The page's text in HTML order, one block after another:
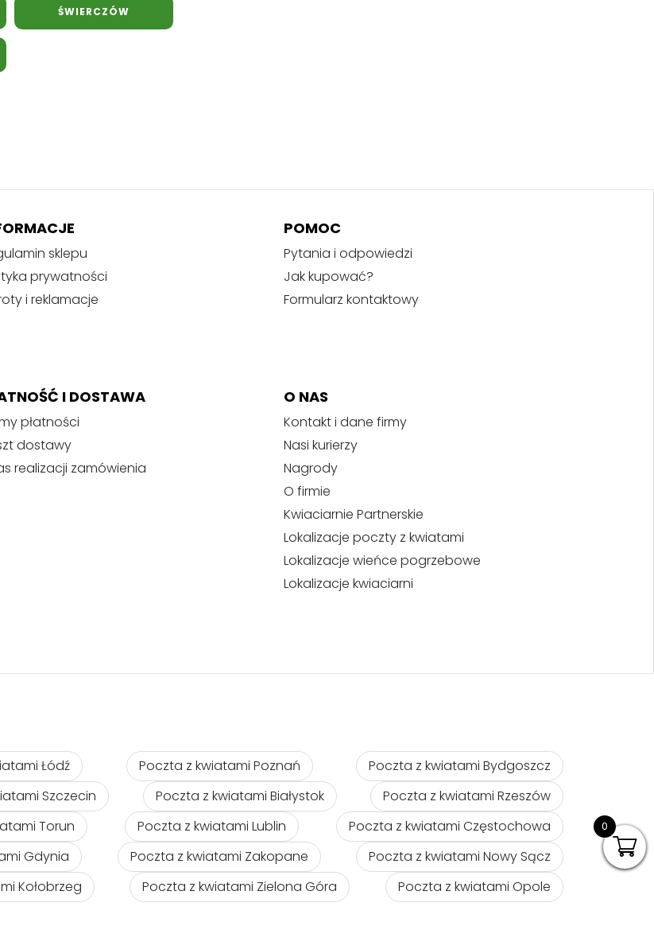
ŚWIERCZÓW
sklepu
prywatności
i reklamacje
POMOC
Pytania i odpowiedzi
Jak kupować?
Formularz kontaktowy
I DOSTAWA
płatności
dostawy
realizacji zamówienia
O NAS
Kontakt i dane firmy
Nasi kurierzy
Nagrody
O firmie
Kwiaciarnie Partnerskie
Lokalizacje poczty z kwiatami
Lokalizacje wieńce pogrzebowe
Lokalizacje kwiaciarni
Łódź Poczta z kwiatami Poznań
Poczta z kwiatami Bydgoszcz
Szczecin Poczta z kwiatami Białystok
Poczta z kwiatami Rzeszów
Torun Poczta z kwiatami Lublin
Poczta z kwiatami Częstochowa
Gdynia Poczta z kwiatami Zakopane
Poczta z kwiatami Nowy Sącz
Kołobrzeg Poczta z kwiatami Zielona Góra Poczta z kwiatami Opole
0